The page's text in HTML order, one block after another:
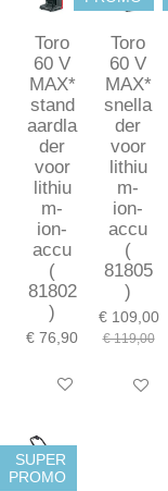
Toro
60 V
MAX*
stand
aardla
der
voor
lithiu
m-
ion-
accu
(
81802
)
€ 76,90
In winkelwagen
Toro
60 V
MAX*
snella
der
voor
lithiu
m-
ion-
accu
(
81805
)
€ 109,00
€ 119,00
In
SUPER
PROMO